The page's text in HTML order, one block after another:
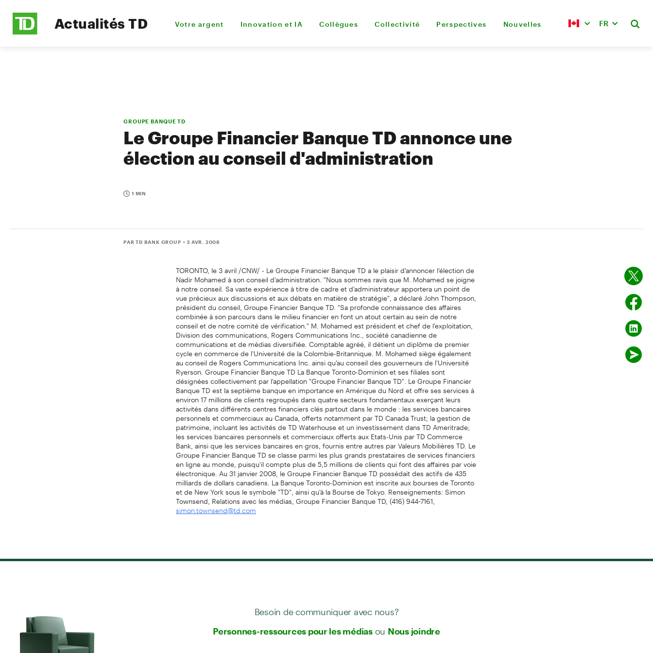
Actualités TD Votre argent Innovation et IA Collègues Collectivité Perspectives Nouvelles FR
GROUPE BANQUE TD
Le Groupe Financier Banque TD annonce une
élection au conseil d'administration
1 MIN
PAR TD BANK GROUP • 3 AVR. 2008
TORONTO, le 3 avril /CNW/ - Le Groupe Financier Banque TD a le plaisir d'annoncer l'élection de
Nadir Mohamed à son conseil d'administration. "Nous sommes ravis que M. Mohamed se joigne
à notre conseil. Sa vaste expérience à titre de cadre et d'administrateur apportera un point de
vue précieux aux discussions et aux débats en matière de stratégie", a déclaré John Thompson,
président du conseil, Groupe Financier Banque TD. "Sa profonde connaissance des affaires
combinée à son parcours dans le milieu financier en font un atout certain au sein de notre
conseil et de notre comité de vérification." M. Mohamed est président et chef de l'exploitation,
Division des communications, Rogers Communications Inc., société canadienne de
communications et de médias diversifiée. Comptable agréé, il détient un diplôme de premier
cycle en commerce de l'Université de la Colombie-Britannique. M. Mohamed siège également
au conseil de Rogers Communications Inc. ainsi qu'au conseil des gouverneurs de l'Université
Ryerson. Groupe Financier Banque TD La Banque Toronto-Dominion et ses filiales sont
désignées collectivement par l'appellation "Groupe Financier Banque TD". Le Groupe Financier
Banque TD est la septième banque en importance en Amérique du Nord et offre ses services à
environ 17 millions de clients regroupés dans quatre secteurs fondamentaux exerçant leurs
activités dans différents centres financiers clés partout dans le monde : les services bancaires
personnels et commerciaux au Canada, offerts notamment par TD Canada Trust; la gestion de
patrimoine, incluant les activités de TD Waterhouse et un investissement dans TD Ameritrade;
les services bancaires personnels et commerciaux offerts aux Etats-Unis par TD Commerce
Bank, ainsi que les services bancaires en gros, fournis entre autres par Valeurs Mobilières TD. Le
Groupe Financier Banque TD se classe parmi les plus grands prestataires de services financiers
en ligne au monde, puisqu'il compte plus de 5,5 millions de clients qui font des affaires par voie
électronique. Au 31 janvier 2008, le Groupe Financier Banque TD possédait des actifs de 435
milliards de dollars canadiens. La Banque Toronto-Dominion est inscrite aux bourses de Toronto
et de New York sous le symbole "TD", ainsi qu'à la Bourse de Tokyo. Renseignements: Simon
Townsend, Relations avec les médias, Groupe Financier Banque TD, (416) 944-7161,
simon.townsend@td.com
Besoin de communiquer avec nous?
Personnes-ressources pour les médiasou Nous joindre